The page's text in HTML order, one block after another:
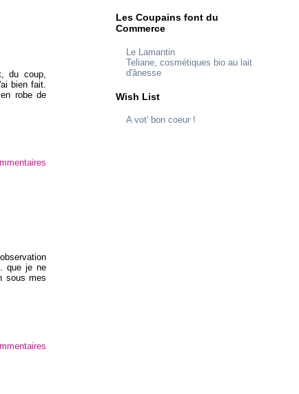
du coup,
bien fait.
robe de
que je ne
sous mes
Les Coupains font du
Commerce
Le Lamantin
Teliane, cosmétiques bio au lait
d'ânesse
Wish List
A vot' bon coeur !